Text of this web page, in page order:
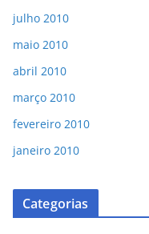
julho 2010
maio 2010
abril 2010
março 2010
fevereiro 2010
janeiro 2010
Categorias